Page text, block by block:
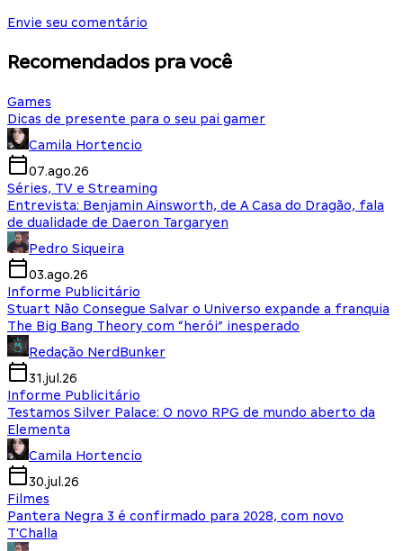
Envie seu comentário
Recomendados pra você
Games
Dicas de presente para o seu pai gamer
Camila Hortencio
07.ago.26
Séries, TV e Streaming
Entrevista: Benjamin Ainsworth, de A Casa do Dragão, fala
de dualidade de Daeron Targaryen
Pedro Siqueira
03.ago.26
Informe Publicitário
Stuart Não Consegue Salvar o Universo expande a franquia
The Big Bang Theory com “herói” inesperado
Redação NerdBunker
31.jul.26
Informe Publicitário
Testamos Silver Palace: O novo RPG de mundo aberto da
Elementa
Camila Hortencio
30.jul.26
Filmes
Pantera Negra 3 é confirmado para 2028, com novo
T'Challa